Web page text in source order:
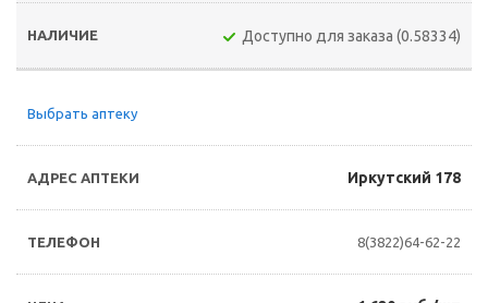
Доступно для заказа (0.58334)
Выбрать аптеку
Иркутский 178
8(3822)64-62-22